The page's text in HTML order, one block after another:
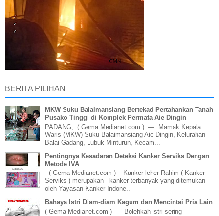
BERITA PILIHAN
MKW Suku Balaimansiang Bertekad Pertahankan Tanah
Pusako Tinggi di Komplek Permata Aie Dingin
PADANG, ( Gema Medianet.com ) — Mamak Kepala
Waris (MKW) Suku Balaimansiang Aie Dingin, Kelurahan
Balai Gadang, Lubuk Minturun, Kecam...
Pentingnya Kesadaran Deteksi Kanker Serviks Dengan
Metode IVA
( Gema Medianet.com ) – Kanker leher Rahim ( Kanker
Serviks ) merupakan kanker terbanyak yang ditemukan
oleh Yayasan Kanker Indone...
Bahaya Istri Diam-diam Kagum dan Mencintai Pria Lain
( Gema Medianet.com ) — Bolehkah istri sering